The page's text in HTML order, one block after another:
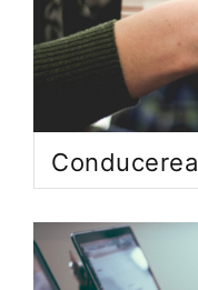
Conducerea